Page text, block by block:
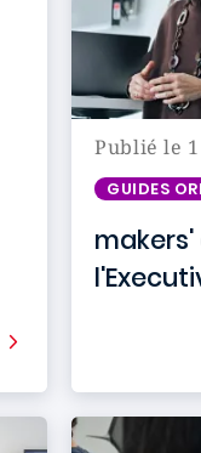
Publié le
GUIDES